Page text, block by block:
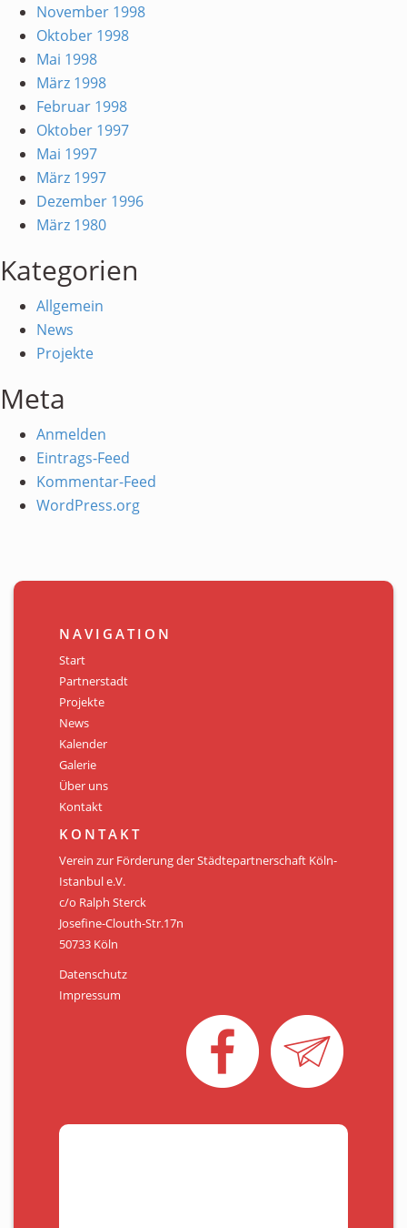
November 1998
Oktober 1998
Mai 1998
März 1998
Februar 1998
Oktober 1997
Mai 1997
März 1997
Dezember 1996
März 1980
Kategorien
Allgemein
News
Projekte
Meta
Anmelden
Eintrags-Feed
Kommentar-Feed
WordPress.org
NAVIGATION
Start
Partnerstadt
Projekte
News
Kalender
Galerie
Über uns
Kontakt
KONTAKT
Verein zur Förderung der Städtepartnerschaft Köln-
Istanbul e.V.
c/o Ralph Sterck
Josefine-Clouth-Str.17n
50733 Köln
Datenschutz
Impressum